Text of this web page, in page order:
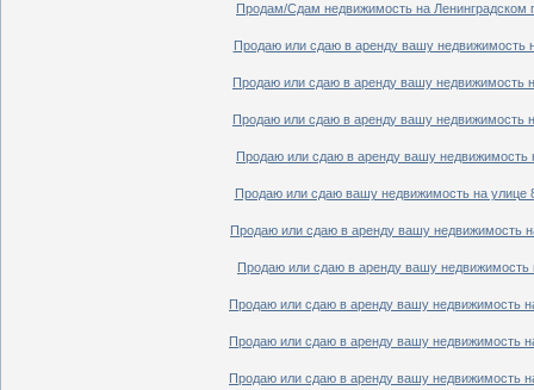
Продам/Сдам недвижимость на Ленинградском
Продаю или сдаю в аренду вашу недвижимость
Продаю или сдаю в аренду вашу недвижимость
Продаю или сдаю в аренду вашу недвижимость
Продаю или сдаю в аренду вашу недвижимость
Продаю или сдаю вашу недвижимость на улице
Продаю или сдаю в аренду вашу недвижимость
Продаю или сдаю в аренду вашу недвижимость
Продаю или сдаю в аренду вашу недвижимость
Продаю или сдаю в аренду вашу недвижимость
Продаю или сдаю в аренду вашу недвижимость